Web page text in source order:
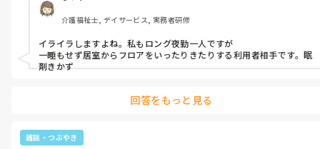
介護福祉士, デイサービス, 実務者研修
イライラしますよね。私もロング夜勤一人ですが
一睡もせず居室からフロアをいったりきたりする利用者相手です。眠
剤きかず
回答をもっと見る
雑談・つぶやき